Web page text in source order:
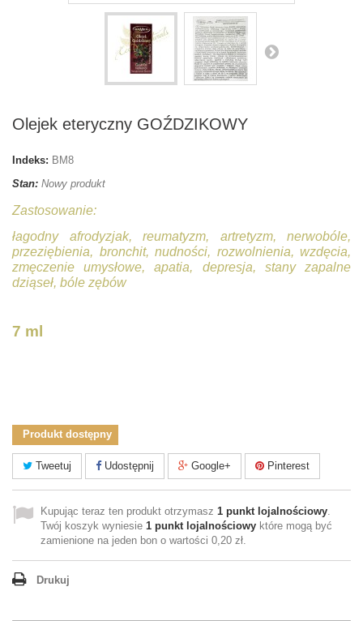
Olejek eteryczny GOŹDZIKOWY
Indeks: BM8
Stan: Nowy produkt
Zastosowanie:
łagodny afrodyzjak, reumatyzm, artretyzm, nerwobóle,
przeziębienia, bronchit, nudności, rozwolnienia, wzdęcia,
zmęczenie umysłowe, apatia, depresja, stany zapalne
dziąseł, bóle zębów
7 ml
Produkt dostępny
Tweetuj Udostępnij Google+ Pinterest
Kupując teraz ten produkt otrzymasz 1 punkt lojalnościowy.
Twój koszyk wyniesie 1 punkt lojalnościowy które mogą być
zamienione na jeden bon o wartości 0,20 zł.
Drukuj